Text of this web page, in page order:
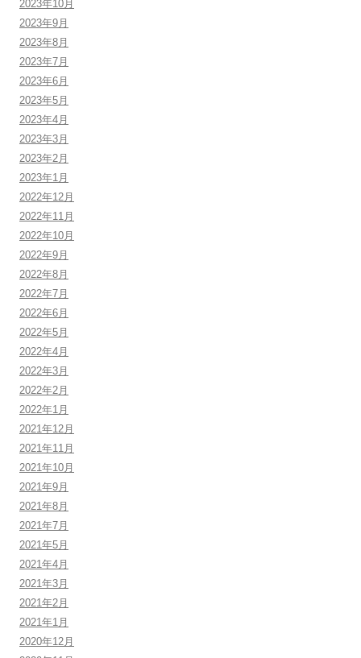
2023年10月
2023年9月
2023年8月
2023年7月
2023年6月
2023年5月
2023年4月
2023年3月
2023年2月
2023年1月
2022年12月
2022年11月
2022年10月
2022年9月
2022年8月
2022年7月
2022年6月
2022年5月
2022年4月
2022年3月
2022年2月
2022年1月
2021年12月
2021年11月
2021年10月
2021年9月
2021年8月
2021年7月
2021年5月
2021年4月
2021年3月
2021年2月
2021年1月
2020年12月